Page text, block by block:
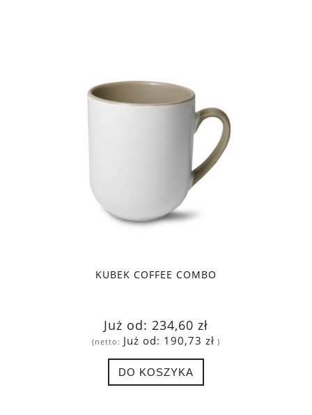
KUBEK COFFEE COMBO
Już od: 234,60 zł
(netto: Już od: 190,73 zł )
DO KOSZYKA